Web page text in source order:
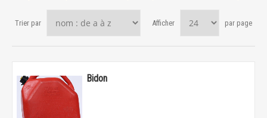
Trier par Afficher par page
Bidon